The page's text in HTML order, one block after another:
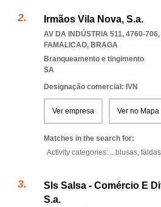
Irmãos Vila Nova, S.a.
AV DA INDÚSTRIA 511, 4760-706,
FAMALICAO, BRAGA
Branqueamento e tingimento
SA
Designação comercial: IVN
Ver empresa Ver no Mapa
Matches in the search for:
Activity categories: ...blusas,
Sls Salsa - Comércio E
S.a.